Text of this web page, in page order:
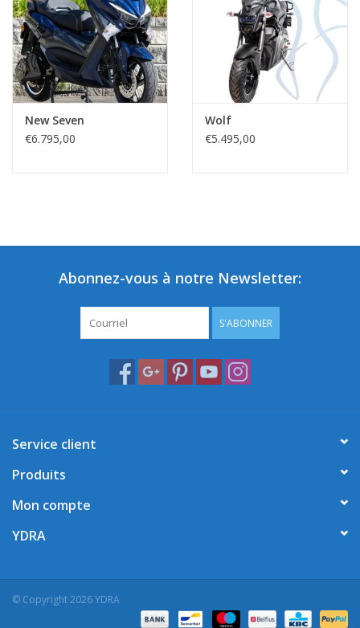
New Seven
€6.795,00
Wolf
€5.495,00
Abonnez-vous à notre Newsletter:
S'ABONNER
Service client
Produits
Mon compte
YDRA
© Copyright 2026 YDRA